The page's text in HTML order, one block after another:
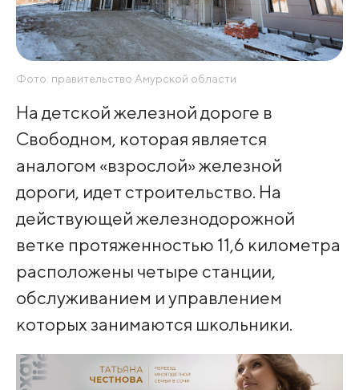
Фото: правительство Амурской области
На детской железной дороге в
Свободном, которая является
аналогом «взрослой» железной
дороги, идет строительство. На
действующей железнодорожной
ветке протяженностью 11,6 километра
расположены четыре станции,
обслуживанием и управлением
которых занимаются школьники.